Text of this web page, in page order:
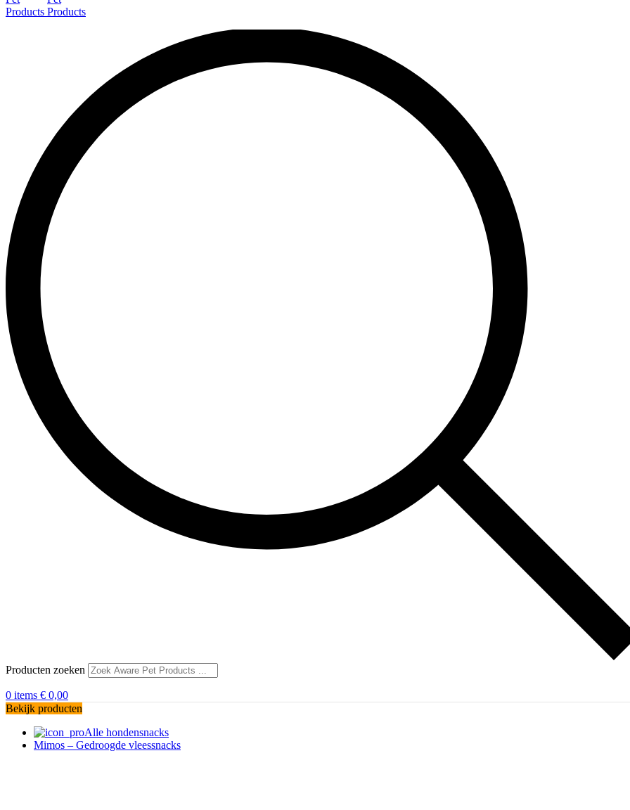
Producten zoeken
0 items € 0,00
Bekijk producten
Alle hondensnacks
Mimos – Gedroogde vleessnacks